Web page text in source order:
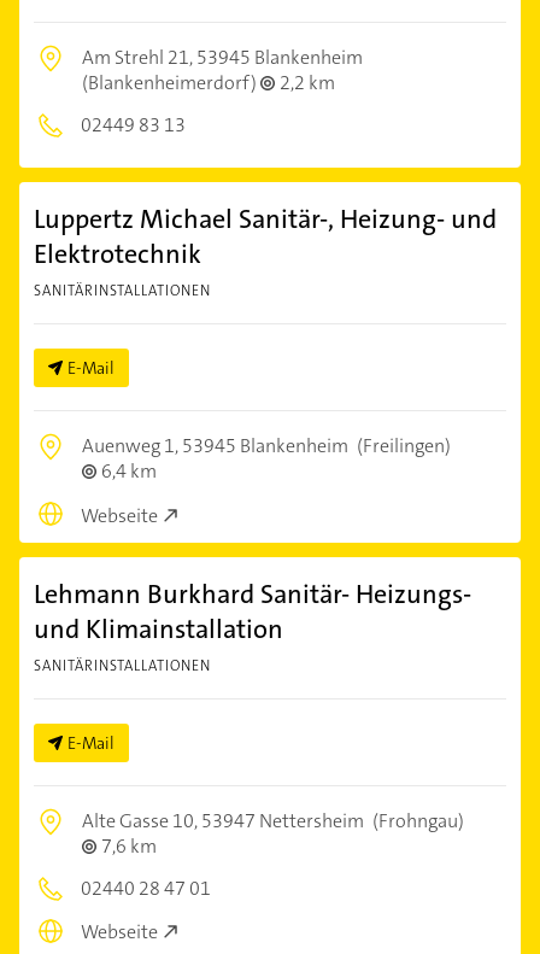
Am Strehl 21,53945 Blankenheim
(Blankenheimerdorf)
2,2 km
02449 83 13
Luppertz Michael Sanitär-, Heizung- und
Elektrotechnik
SANITÄRINSTALLATIONEN
E-Mail
Auenweg 1,53945 Blankenheim (Freilingen)
6,4 km
Webseite
Lehmann Burkhard Sanitär- Heizungs-
und Klimainstallation
SANITÄRINSTALLATIONEN
E-Mail
Alte Gasse 10,53947 Nettersheim (Frohngau)
7,6 km
02440 28 47 01
Webseite